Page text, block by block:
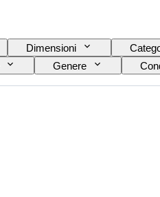
Dimensioni
Genere